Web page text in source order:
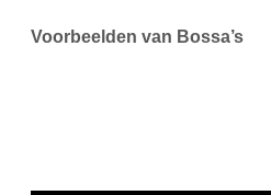
Voorbeelden van Bossa’s